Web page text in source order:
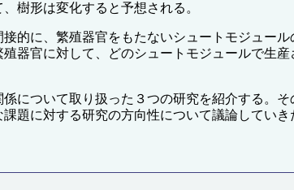
樹形は変化すると予想される。
的に、繁殖器官をもたないシュートモジュー
器官に対して、どのシュートモジュールで生
について取り扱った３つの研究を紹介する。
題に対する研究の方向性について議論していき